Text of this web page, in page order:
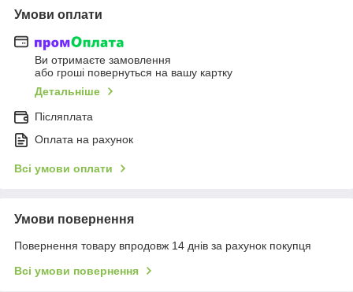
Умови оплати
Ви отримаєте замовлення
або гроші повернуться на вашу картку
Детальніше
Післяплата
Оплата на рахунок
Всі умови оплати
Умови повернення
Повернення товару впродовж 14 днів за рахунок покупця
Всі умови повернення